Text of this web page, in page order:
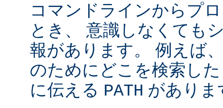
コマンドラインからプ
とき、 意識しなくても
報があります。 例えば
のためにどこを検索し
に伝える PATH がありま